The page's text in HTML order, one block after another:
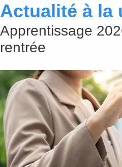
Actualité à la
Apprentissage
rentrée